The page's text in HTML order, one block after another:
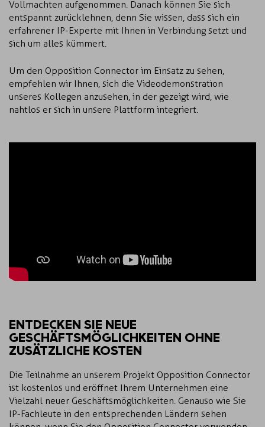
Vollmachten aufgenommen. Danach können Sie sich
entspannt zurücklehnen, denn Sie wissen, dass sich ein
erfahrener IP-Experte mit Ihnen in Verbindung setzt und
sich um alles kümmert.
Um den Opposition Connector im Einsatz zu sehen,
empfehlen wir Ihnen, sich die Videodemonstration
unseres Kollegen anzusehen, in der gezeigt wird, wie
nahtlos er sich in unsere Plattform integriert.
ENTDECKEN SIE NEUE
GESCHÄFTSMÖGLICHKEITEN OHNE
ZUSÄTZLICHE KOSTEN
Die Teilnahme an unserem Projekt Opposition Connector
ist kostenlos und eröffnet Ihrem Unternehmen eine
Vielzahl neuer Geschäftsmöglichkeiten. Genauso wie Sie
IP-Fachleute in den entsprechenden Ländern sehen